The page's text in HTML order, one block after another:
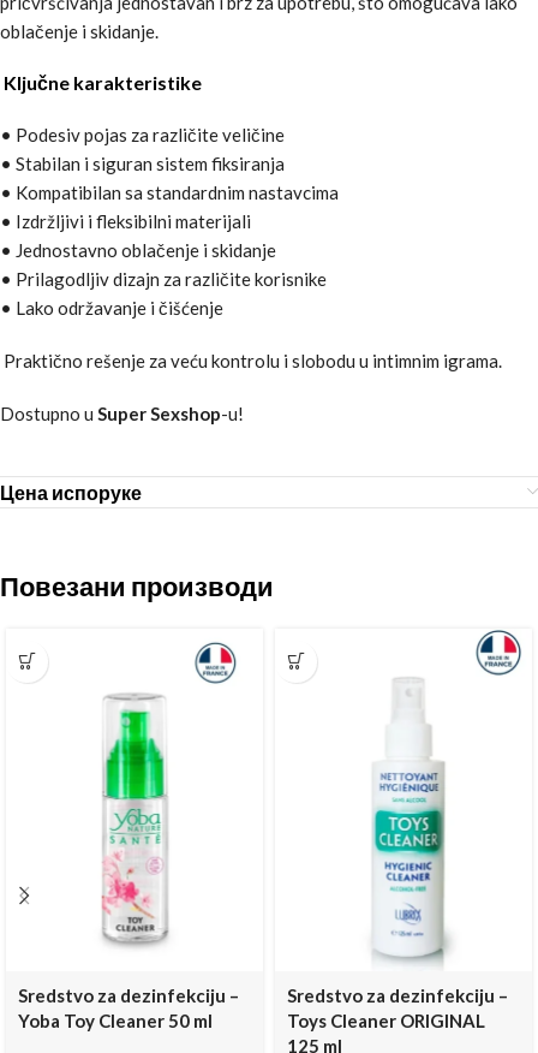
oblačenje i skidanje.
Ključne karakteristike
• Podesiv pojas za različite veličine
• Stabilan i siguran sistem fiksiranja
• Kompatibilan sa standardnim nastavcima
• Izdržljivi i fleksibilni materijali
• Jednostavno oblačenje i skidanje
• Prilagodljiv dizajn za različite korisnike
• Lako održavanje i čišćenje
Praktično rešenje za veću kontrolu i slobodu u intimnim igrama.
Dostupno u Super Sexshop-u!
Цена испоруке
Повезани производи
Sredstvo za dezinfekciju –
Yoba Toy Cleaner 50 ml
Sredstvo za dezinfekciju –
Toys Cleaner ORIGINAL
125 ml